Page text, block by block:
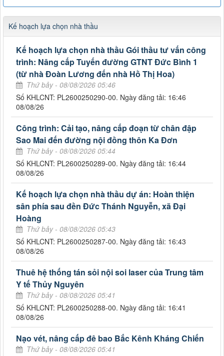
Kế hoạch lựa chọn nhà thầu
Kế hoạch lựa chọn nhà thầu Gói thầu tư vấn công
trình: Nâng cấp Tuyến đường GTNT Đức Bình 1
(từ nhà Đoàn Lương đến nhà Hồ Thị Hoa)
Thứ bảy - 08/08/2026 05:46
Số KHLCNT: PL2600250290-00. Ngày đăng tải: 16:46
08/08/26
Công trình: Cải tạo, nâng cấp đoạn từ chân đập
Sao Mai đến đường nội đồng thôn Ka Đơn
Thứ bảy - 08/08/2026 05:44
Số KHLCNT: PL2600250289-00. Ngày đăng tải: 16:44
08/08/26
Kế hoạch lựa chọn nhà thầu dự án: Hoàn thiện
sân phía sau đền Đức Thánh Nguyễn, xã Đại
Hoàng
Thứ bảy - 08/08/2026 05:43
Số KHLCNT: PL2600250287-00. Ngày đăng tải: 16:43
08/08/26
Thuê hệ thống tán sỏi nội soi laser của Trung tâm
Y tế Thủy Nguyên
Thứ bảy - 08/08/2026 05:41
Số KHLCNT: PL2600250288-00. Ngày đăng tải: 16:41
08/08/26
Nạo vét, nâng cấp đê bao Bắc Kênh Kháng Chiến
Thứ bảy - 08/08/2026 05:41